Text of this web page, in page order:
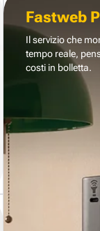
Fastweb
Il servizio che
tempo reale,
costi in bolletta.